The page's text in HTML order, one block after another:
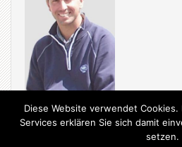
Diese Website verwendet
Services erklären Sie sich damit
setzen.